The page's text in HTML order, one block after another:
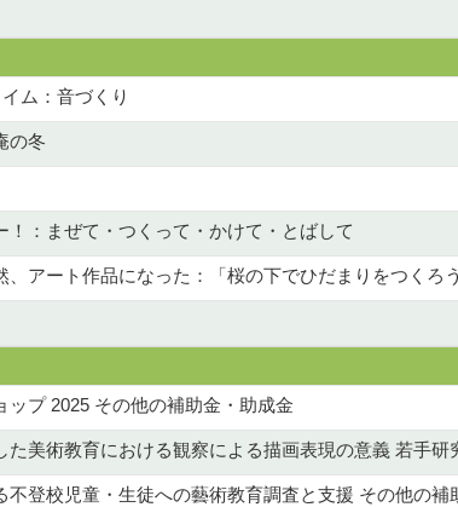
ム：音づくり
の冬
！：まぜて・つくって・かけて・とばして
アート作品になった：「桜の下でひだまりをつくろう
プ 2025 その他の補助金・助成金
た美術教育における観察による描画表現の意義 若手研
不登校児童・生徒への藝術教育調査と支援 その他の補